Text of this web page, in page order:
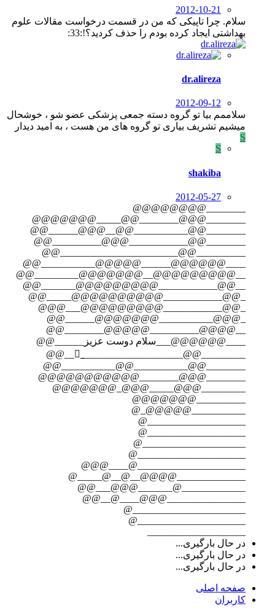
2012-10-21
سلام. چرا تاپیکی که من در قسمت درخواست مقالات علوم
بهداشتی ایجاد کرده بودم را حذف کردید؟!:33:
dr.alireza
2012-09-12
سلاممم بیا تو گروه دسته جمعی پزشکی عضو شو ، خوشحال
میشیم تشریف بیاری تو گروه های من هست ، به امید دیدار
S
S
shakiba
2012-05-27
________@@@@@@@@
________@@@________@@_____@@@@@@@
________@@___________@@__@@@______@@
________@@____________@@@__________@@
__________@@________________________@@
____@@@@@@______@@@@@___________@@
__@@@@@@@@@__@@@@@@@_________@@
__@@____________@@@@@@@@@_______@@
_@@____________@@@@@@@@@@_____@@
_@@____________@@@@@@@@@___@@@
_@@@___________@@@@@@@______@@
__@@@@__________@@@@@________@@
____@@@@@@___سلام دوست عزیز______@@
_________@@_____________________ْ__@@
________@@___________@@___________@@
________@@@________@@@@@@@@@@@
_________@@@_____@@@_@@@@@@@
__________@@@@@@@
___________@@@@@_@
____________________@
____________________@
_____________________@
______________________@
______________________@____@@@
______________@@@@__@__@_____@
_____________@_______@@@___@@
________________@@@____@__@@
_______________________@
______________________@
در حال بارگیری...
در حال بارگیری...
در حال بارگیری...
صفحه اصلی
کاربران